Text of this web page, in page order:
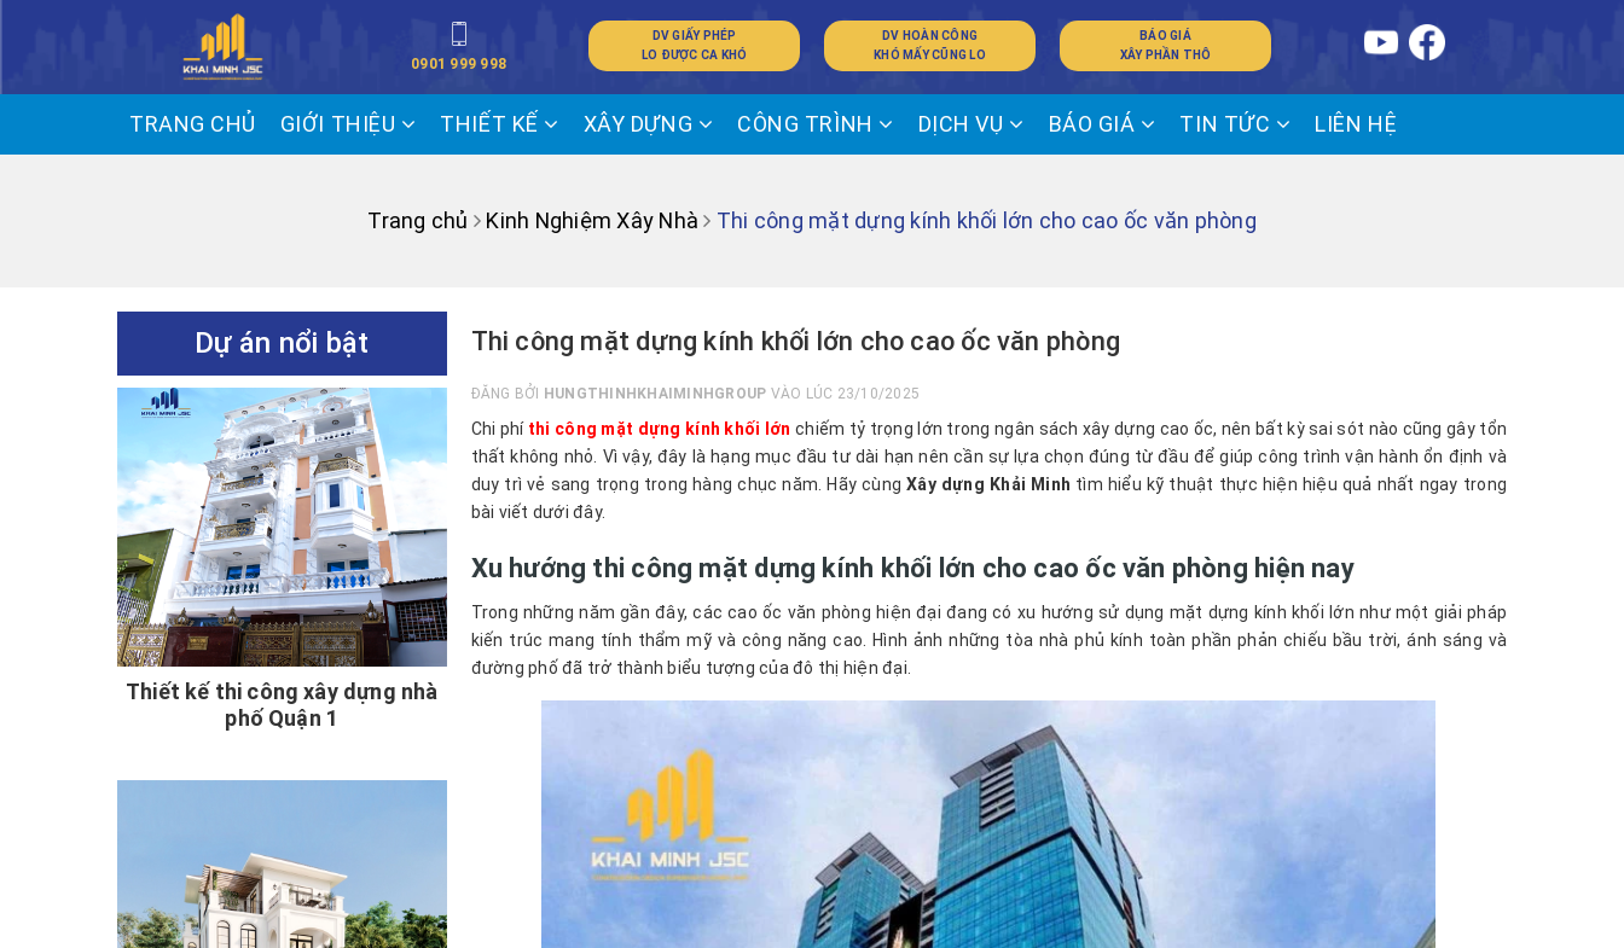
0901 999 998
DV GIẤY PHÉP
LO ĐƯỢC CA KHÓ
DV HOÀN CÔNG
KHÓ MẤY CŨNG LO
BÁO GIÁ
XÂY PHẦN THÔ
TRANG CHỦ GIỚI THIỆU THIẾT KẾ XÂY DỰNG CÔNG TRÌNH DỊCH VỤ BÁO GIÁ TIN TỨC LIÊN HỆ
Trang chủ Kinh Nghiệm Xây Nhà Thi công mặt dựng kính khối lớn cho cao ốc văn phòng
Thi công mặt dựng kính khối lớn cho cao ốc văn phòng
ĐĂNG BỞI HUNGTHINHKHAIMINHGROUP VÀO LÚC 23/10/2025
Chi phí thi công mặt dựng kính khối lớn chiếm tỷ trọng lớn trong ngân sách xây dựng cao ốc, nên bất kỳ sai sót nào cũng gây tổn
thất không nhỏ. Vì vậy, đây là hạng mục đầu tư dài hạn nên cần sự lựa chọn đúng từ đầu để giúp công trình vận hành ổn định và
duy trì vẻ sang trọng trong hàng chục năm. Hãy cùngXây dựng Khải Minh tìm hiểu kỹ thuật thực hiện hiệu quả nhất ngay trong
bài viết dưới đây.
Xu hướng thi công mặt dựng kính khối lớn cho cao ốc văn phòng hiện nay
Trong những năm gần đây, các cao ốc văn phòng hiện đại đang có xu hướng sử dụng mặt dựng kính khối lớn như một giải pháp
kiến trúc mang tính thẩm mỹ và công năng cao. Hình ảnh những tòa nhà phủ kính toàn phần phản chiếu bầu trời, ánh sáng và
đường phố đã trở thành biểu tượng của đô thị hiện đại.
Dự án nổi bật
Thiết kế thi công xây dựng nhà
phố Quận 1